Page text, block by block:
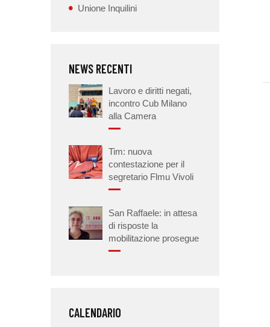
Unione Inquilini
NEWS RECENTI
Lavoro e diritti negati,
incontro Cub Milano
alla Camera
Tim: nuova
contestazione per il
segretario Flmu Vivoli
San Raffaele: in attesa
di risposte la
mobilitazione prosegue
CALENDARIO